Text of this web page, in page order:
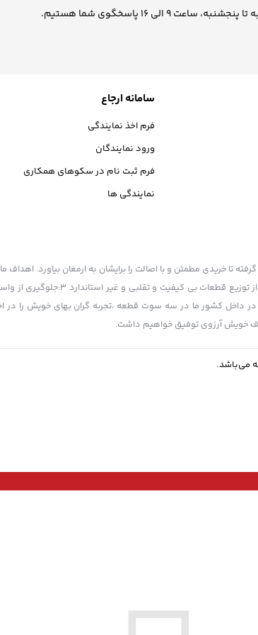
ساعت ۹ الی ۱6 پاسخگوی شما هستیم.
سامانه ارجاع
فرم اخذ نمایندگی
ورود نمایندگان
فرم ثبت نام در سکوهای همکاری
نمایندگی ها
خریدی مطمئن و با اصالت را برایشان به ارمغان بیاورد. اهداف
است 1:یکپارچه سازی قیمت ها و اطلاع هم میهنان عزیز از قیمت قطعات در
مشابه در داخل کشور ما در سه سوت قطعه ،تجربه گران بهای خویش را
خویش آرزوی توفیق خواهیم داشت.
می‌باشد.